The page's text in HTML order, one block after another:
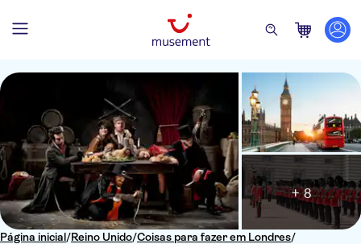
Página inicial/Reino Unido/Coisas para fazer em Londres/
+ 8